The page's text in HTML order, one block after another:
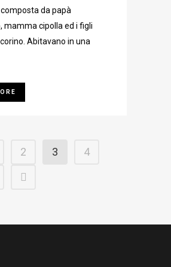
da papà
mamma cipolla ed i figli
Abitavano in una
2 3
4